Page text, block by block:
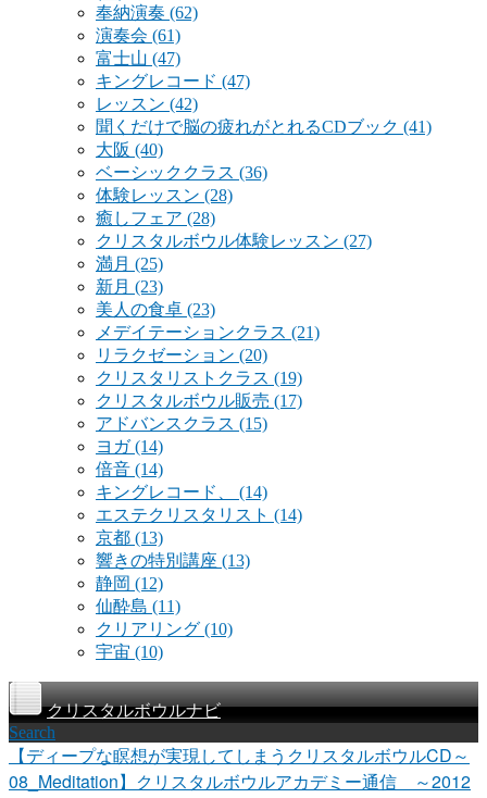
奉納演奏 (62)
演奏会 (61)
富士山 (47)
キングレコード (47)
レッスン (42)
聞くだけで脳の疲れがとれるCDブック (41)
大阪 (40)
ベーシッククラス (36)
体験レッスン (28)
癒しフェア (28)
クリスタルボウル体験レッスン (27)
満月 (25)
新月 (23)
美人の食卓 (23)
メデイテーションクラス (21)
リラクゼーション (20)
クリスタリストクラス (19)
クリスタルボウル販売 (17)
アドバンスクラス (15)
ヨガ(14)
倍音 (14)
キングレコード、 (14)
エステクリスタリスト (14)
京都 (13)
響きの特別講座 (13)
静岡 (12)
仙酔島 (11)
クリアリング (10)
宇宙 (10)
クリスタルボウルナビ
Search
【ディープな瞑想が実現してしまうクリスタルボウルCD～
08_Meditation】クリスタルボウルアカデミー通信 ～2012